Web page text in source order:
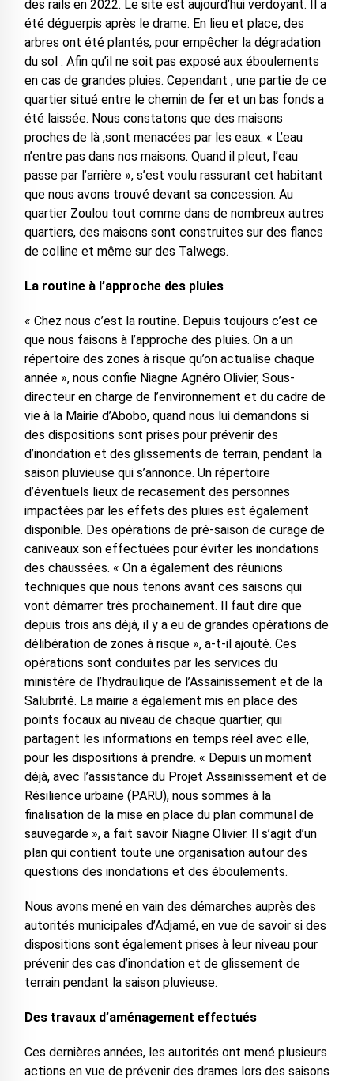
des rails en 2022. Le site est aujourd’hui verdoyant. Il a
été déguerpis après le drame. En lieu et place, des
arbres ont été plantés, pour empêcher la dégradation
du sol . Afin qu’il ne soit pas exposé aux éboulements
en cas de grandes pluies. Cependant , une partie de ce
quartier situé entre le chemin de fer et un bas fonds a
été laissée. Nous constatons que des maisons
proches de là ,sont menacées par les eaux. « L’eau
n’entre pas dans nos maisons. Quand il pleut, l’eau
passe par l’arrière », s’est voulu rassurant cet habitant
que nous avons trouvé devant sa concession. Au
quartier Zoulou tout comme dans de nombreux autres
quartiers, des maisons sont construites sur des flancs
de colline et même sur des Talwegs.
La routine à l’approche des pluies
« Chez nous c’est la routine. Depuis toujours c’est ce
que nous faisons à l’approche des pluies. On a un
répertoire des zones à risque qu’on actualise chaque
année », nous confie Niagne Agnéro Olivier, Sous-
directeur en charge de l’environnement et du cadre de
vie à la Mairie d’Abobo, quand nous lui demandons si
des dispositions sont prises pour prévenir des
d’inondation et des glissements de terrain, pendant la
saison pluvieuse qui s’annonce. Un répertoire
d’éventuels lieux de recasement des personnes
impactées par les effets des pluies est également
disponible. Des opérations de pré-saison de curage de
caniveaux son effectuées pour éviter les inondations
des chaussées. « On a également des réunions
techniques que nous tenons avant ces saisons qui
vont démarrer très prochainement. Il faut dire que
depuis trois ans déjà, il y a eu de grandes opérations de
délibération de zones à risque », a-t-il ajouté. Ces
opérations sont conduites par les services du
ministère de l’hydraulique de l’Assainissement et de la
Salubrité. La mairie a également mis en place des
points focaux au niveau de chaque quartier, qui
partagent les informations en temps réel avec elle,
pour les dispositions à prendre. « Depuis un moment
déjà, avec l’assistance du Projet Assainissement et de
Résilience urbaine (PARU), nous sommes à la
finalisation de la mise en place du plan communal de
sauvegarde », a fait savoir Niagne Olivier. Il s’agit d’un
plan qui contient toute une organisation autour des
questions des inondations et des éboulements.
Nous avons mené en vain des démarches auprès des
autorités municipales d’Adjamé, en vue de savoir si des
dispositions sont également prises à leur niveau pour
prévenir des cas d’inondation et de glissement de
terrain pendant la saison pluvieuse.
Des travaux d’aménagement effectués
Ces dernières années, les autorités ont mené plusieurs
actions en vue de prévenir des drames lors des saisons